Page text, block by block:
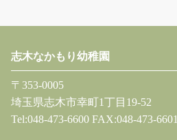
志木なかもり幼稚園
〒353-0005
埼玉県志木市幸町1丁目19-52
Tel:048-473-6600 FAX:048-473-6601